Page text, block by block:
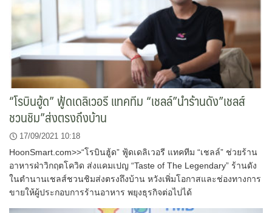
“โรบินฮู้ด” ฟู้ดเดลิเวอรี แทคทีม “เชลล์”นำร้านดัง”เชลส์
ชวนชิม”ส่งตรงถึงบ้าน
17/09/2021 10:18
HoonSmart.com>>“โรบินฮู้ด” ฟู้ดเดลิเวอรี แทคทีม “เชลล์” ช่วยร้าน
อาหารฝ่าวิกฤตโควิด ส่งแคมเปญ “Taste of The Legendary” ร้านดัง
ในตำนานเชลส์ชวนชิมส่งตรงถึงบ้าน หวังเพิ่มโอกาสและช่องทางการ
ขายให้ผู้ประกอบการร้านอาหาร พยุงธุรกิจต่อไปได้